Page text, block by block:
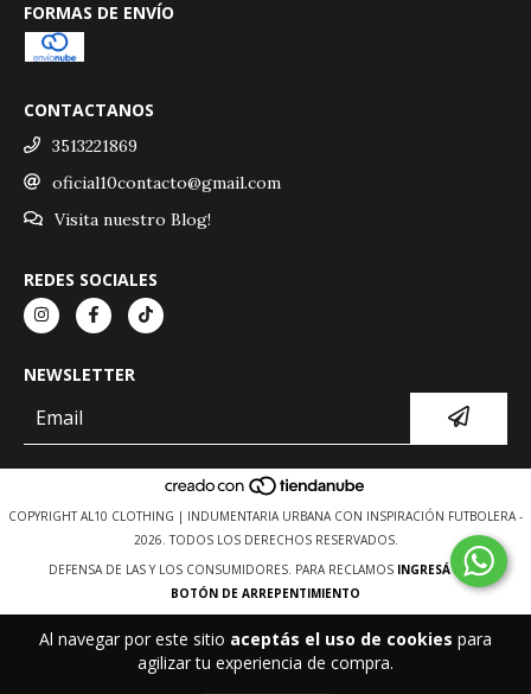
Al navegar por este sitio aceptás el uso de cookies para
agilizar tu experiencia de compra.
FORMAS DE ENVÍO
CONTACTANOS
3513221869
oficial10contacto@gmail.com
Visita nuestro Blog!
REDES SOCIALES
NEWSLETTER
COPYRIGHT AL10 CLOTHING | INDUMENTARIA URBANA CON INSPIRACIÓN FUTBOLERA -
2026. TODOS LOS DERECHOS RESERVADOS.
DEFENSA DE LAS Y LOS CONSUMIDORES. PARA RECLAMOS INGRESÁ ACÁ.
BOTÓN DE ARREPENTIMIENTO